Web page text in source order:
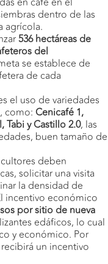
dentro de las
agrícola.
536 hectáreas de
del
se establece de
de cada
el uso de variedades
como: Cenicafé 1,
Tabi y Castillo 2.0, las
buen tamaño de
deben
solicitar una visita
la densidad de
incentivo económico
por sitio de nueva
edáficos, lo cual
y económico. Por
un incentivo